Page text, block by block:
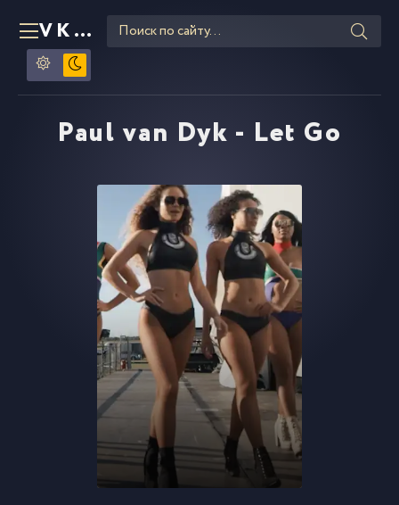
VKLIPE RU
Paul van Dyk - Let Go